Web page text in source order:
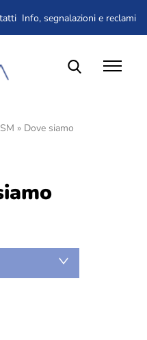
Info, segnalazioni e reclami
» Dove siamo